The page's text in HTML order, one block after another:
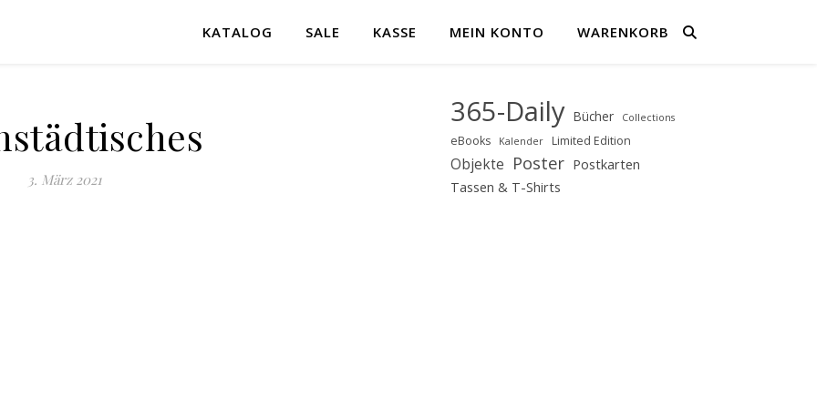
KATALOG SALE KASSE MEIN KONTO WARENKORB
3. März 2021
365-Daily Bücher Collections
eBooks Kalender Limited Edition
Objekte Poster Postkarten
Tassen & T-Shirts